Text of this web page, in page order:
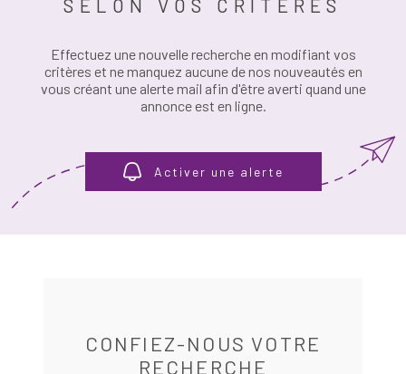
ESTIMATION
SELON VOS CRITÈRES
Effectuez une nouvelle recherche en modifiant vos
critères et ne manquez aucune de nos nouveautés en
vous créant une alerte mail afin d'être averti quand une
annonce est en ligne.
Activer une alerte
CONFIEZ-NOUS VOTRE
RECHERCHE
PLUS DE CRITÈRES
RECHERCHER